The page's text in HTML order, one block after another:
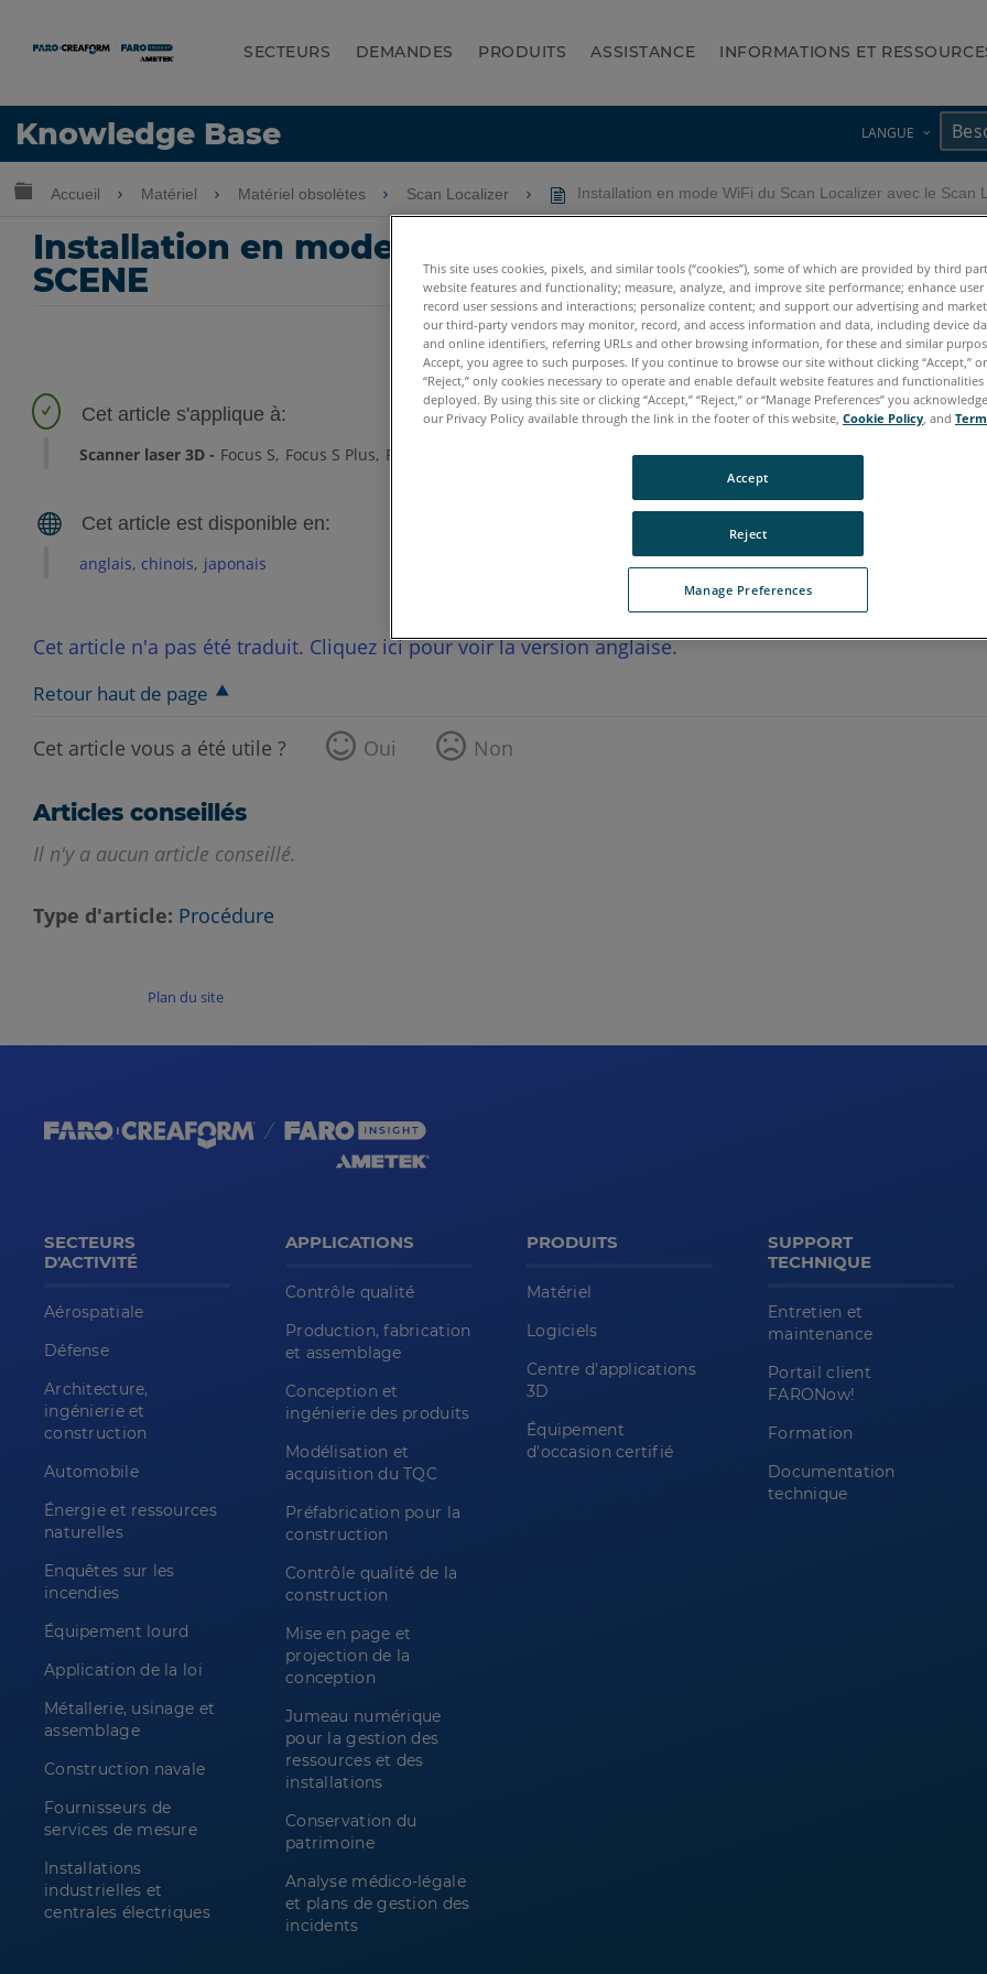
SECTEURS DEMANDES PRODUITS ASSISTANCE INFORMATIONS ET
Knowledge Base LANGUE
LANGUE
Développer/réduire la hiérarchie globale
Accueil Matériel Matériel obsolètes Scan Localizer Installation en mode WiFi du Scan Localizer avec le Scan
Installation en mode WiFi du Scan Localizer avec le
SCENE
Scanner laser 3D Focus S Focus S Plus Focus M Focus3D X HDR Focus3D S
anglais chinois japonais
Cet article n'a pas été traduit. Cliquez ici pour voir la version anglaise.
Retour haut de page
Cet article vous a été utile ? Oui Non
Articles conseillés
Il n'y a aucun article conseillé.
Type d'article Procédure
Plan du site
SECTEURS
D'ACTIVITÉ
Aérospatiale
Défense
Architecture,
ingénierie et
construction
Automobile
Énergie et ressources
naturelles
Enquêtes sur les
incendies
Équipement lourd
Application de la loi
Métallerie, usinage et
assemblage
Construction navale
Fournisseurs de
services de mesure
Installations
industrielles et
centrales électriques
APPLICATIONS
Contrôle qualité
Production, fabrication
et assemblage
Conception et
ingénierie des produits
Modélisation et
acquisition du TQC
Préfabrication pour la
construction
Contrôle qualité de la
construction
Mise en page et
projection de la
conception
Jumeau numérique
pour la gestion des
ressources et des
installations
Conservation du
patrimoine
Analyse médico-légale
et plans de gestion des
incidents
PRODUITS
Matériel
Logiciels
Centre d'applications
3D
Équipement
d'occasion certifié
SUPPORT
TECHNIQUE
Entretien et
maintenance
Portail client
FARONow!
Formation
Documentation
technique
This site uses cookies, pixels, and similar tools (“cookies”), some of which are provided by third
website features and functionality; measure, analyze, and improve site performance; enhance user
record user sessions and interactions; personalize content; and support our advertising and
our third-party vendors may monitor, record, and access information and data, including device
and online identifiers, referring URLs and other browsing information, for these and similar
Accept, you agree to such purposes. If you continue to browse our site without clicking “Accept,”
“Reject,” only cookies necessary to operate and enable default website features and
deployed. By using this site or clicking “Accept,” “Reject,” or “Manage Preferences” you
our Privacy Policy available through the link in the footer of this website, Cookie Policy, and
Manage Preferences
Reject
Accept